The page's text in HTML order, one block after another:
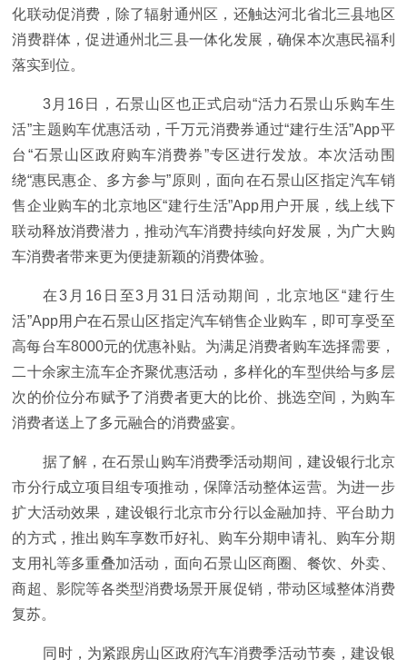
化联动促消费，除了辐射通州区，还触达河北省北三县地区
消费群体，促进通州北三县一体化发展，确保本次惠民福利
落实到位。
3月16日，石景山区也正式启动“活力石景山乐购车生
活”主题购车优惠活动，千万元消费券通过“建行生活”App平
台“石景山区政府购车消费券”专区进行发放。本次活动围
绕“惠民惠企、多方参与”原则，面向在石景山区指定汽车销
售企业购车的北京地区“建行生活”App用户开展，线上线下
联动释放消费潜力，推动汽车消费持续向好发展，为广大购
车消费者带来更为便捷新颖的消费体验。
在3月16日至3月31日活动期间，北京地区“建行生
活”App用户在石景山区指定汽车销售企业购车，即可享受至
高每台车8000元的优惠补贴。为满足消费者购车选择需要，
二十余家主流车企齐聚优惠活动，多样化的车型供给与多层
次的价位分布赋予了消费者更大的比价、挑选空间，为购车
消费者送上了多元融合的消费盛宴。
据了解，在石景山购车消费季活动期间，建设银行北京
市分行成立项目组专项推动，保障活动整体运营。为进一步
扩大活动效果，建设银行北京市分行以金融加持、平台助力
的方式，推出购车享数币好礼、购车分期申请礼、购车分期
支用礼等多重叠加活动，面向石景山区商圈、餐饮、外卖、
商超、影院等各类型消费场景开展促销，带动区域整体消费
复苏。
同时，为紧跟房山区政府汽车消费季活动节奏，建设银